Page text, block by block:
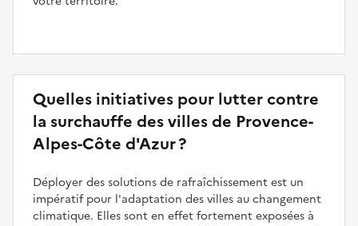
Quelles initiatives pour lutter contre
la surchauffe des villes de Provence-
Alpes-Côte d'Azur ?
Déployer des solutions de rafraîchissement est un
impératif pour l'adaptation des villes au changement
climatique. Elles sont en effet fortement exposées à